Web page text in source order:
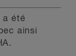
a été
ainsi